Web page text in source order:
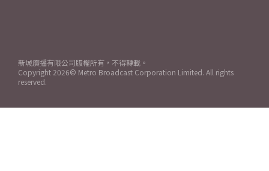
新城廣播有限公司版權所有，不得轉載。
Copyright 2026© Metro Broadcast Corporation Limited. All rights
reserved.